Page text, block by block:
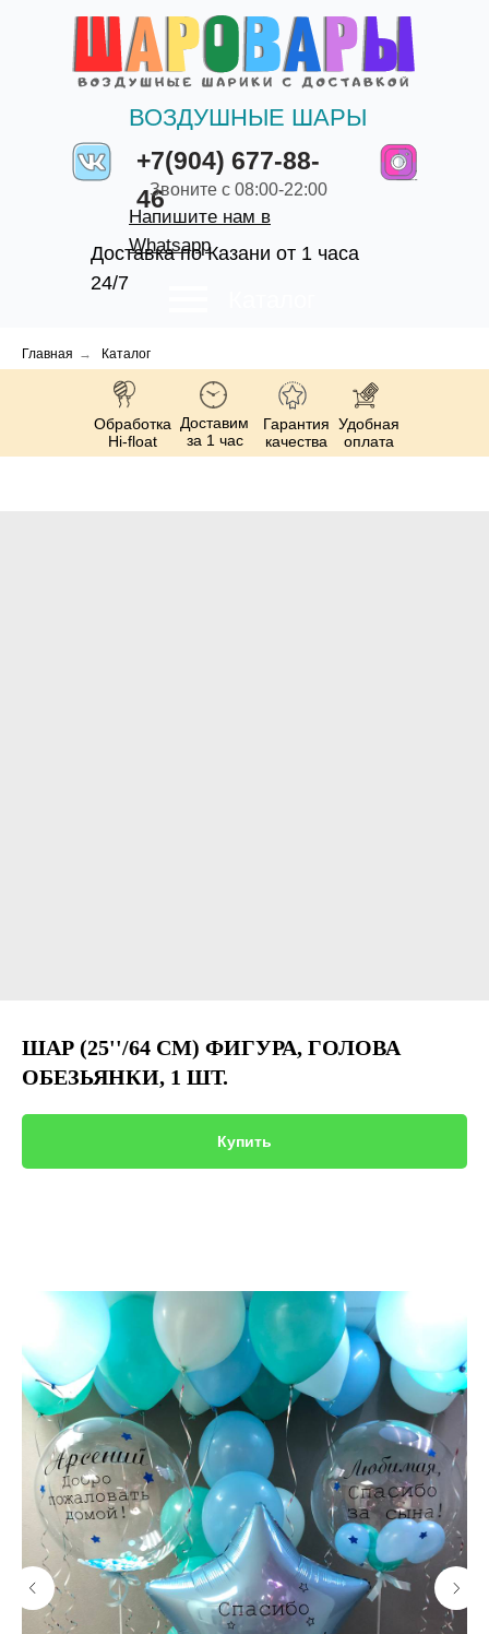
+7(904) 677-88-
46
ВОЗДУШНЫЕ ШАРЫ
Доставка по Казани от 1 часа
24/7
Звоните с 08:00-22:00
Напишите нам в
Whatsapp
Главная → Каталог
Обработка
Hi-float
Доставим
за 1 час
Гарантия
качества
Удобная
оплата
ШАР (25''/64 СМ) ФИГУРА, ГОЛОВА
ОБЕЗЬЯНКИ, 1 ШТ.
Купить